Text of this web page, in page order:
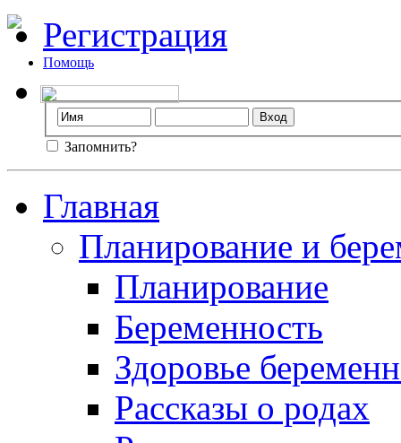
Регистрация
Помощь
Запомнить?
Главная
Планирование и
Планирование
Беременность
Здоровье
Рассказы о родах